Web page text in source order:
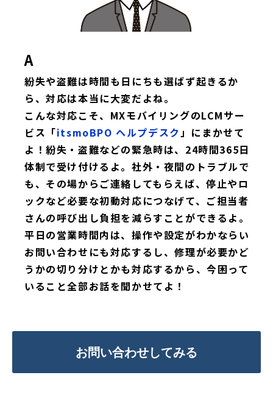
A
紛失や盗難は時間も日にちも選ばず起きるか
ら、対応は本当に大変だよね。
こんな対応こそ、MXモバイリングのLCMサー
ビス「itsmoBPO ヘルプデスク」にまかせて
よ！紛失・盗難などの緊急時は、24時間365日
体制で受け付けるよ。社外・夜間のトラブルで
も、その場からご連絡してもらえば、停止やロ
ックなど必要な初動対応につなげて、ご担当者
さんの呼び出し負担を減らすことができるよ。
平日の営業時間内は、操作や設定がわかならい
お問い合わせにも対応するし、修理が必要かど
うかの切り分けとかも対応するから、今困って
いること全部お話を聞かせてよ！
お問い合わせしてみる